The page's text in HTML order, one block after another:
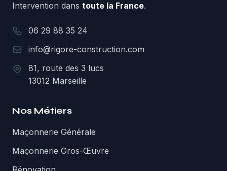
Intervention dans toute la France.
06 29 88 35 24
info@rigore-construction.com
81, route des 3 lucs
13012 Marseille
Nos Métiers
Maçonnerie Générale
Maçonnerie Gros-Œuvre